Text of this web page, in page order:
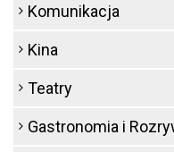
Komunikacja
Kina
Teatry
Gastronomia i